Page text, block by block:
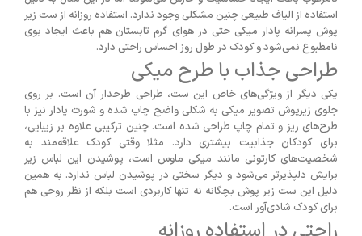
استفاده از الیاف طبیعی چنین مشکلی وجود ندارد. استفاده روزانه از ست زیر
پوش پسرانه پادار میکی حتی در هوای گرم تابستان هم باعث ایجاد بوی
نامطبوع نمی‌شود و کودک در طول روز احساس راحتی دارد.
طراحی جذاب با طرح میکی
یکی دیگر از ویژگی‌های خاص این ست، طراحی طرحدار آن است. بر روی
جلوی زیرپوش تصویر میکی به شکلی واضح چاپ شده و شورت پادار نیز با
طرح‌های ریز و تمام چاپ طراحی شده است. چنین ترکیبی علاوه بر زیبایی،
برای کودکان جذابیت بیشتری دارد. مثلا وقتی کودک علاقه‌مند به
شخصیت‌های کارتونی مانند میکی ماوس است، پوشیدن این لباس زیر
برایش دلپذیرتر می‌شود و دیگر سختی در پوشیدن لباس ندارد. به همین
دلیل این ست زیر پوش بچگانه نه تنها کاربردی است بلکه از نظر روحی هم
برای کودک شادی‌آور است.